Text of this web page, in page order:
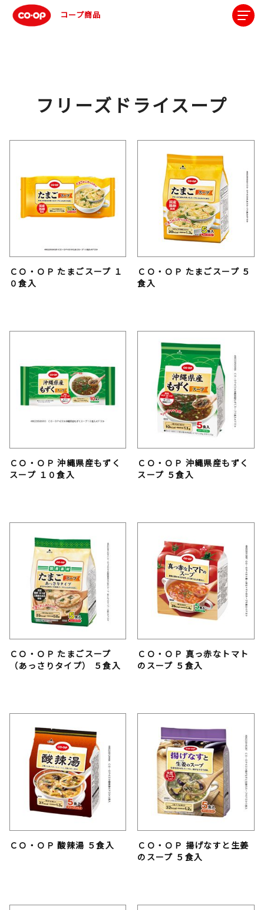
コープ商品
フリーズドライスープ
ＣＯ・ＯＰ たまごスープ １
０食入
ＣＯ・ＯＰ たまごスープ ５
食入
ＣＯ・ＯＰ 沖縄県産もずく
スープ １０食入
ＣＯ・ＯＰ 沖縄県産もずく
スープ ５食入
ＣＯ・ＯＰ たまごスープ
（あっさりタイプ） ５食入
ＣＯ・ＯＰ 真っ赤なトマト
のスープ ５食入
ＣＯ・ＯＰ 酸辣湯 ５食入
ＣＯ・ＯＰ 揚げなすと生姜
のスープ ５食入